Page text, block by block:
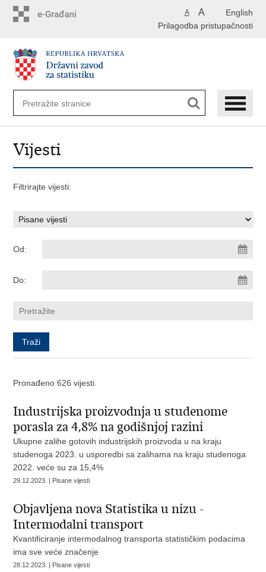
English
A A
Prilagodba pristupačnosti
Vijesti
Filtrirajte vijesti:
Od:
Do:
Pronađeno 626 vijesti.
Industrijska proizvodnja u studenome
porasla za 4,8% na godišnjoj razini
Ukupne zalihe gotovih industrijskih proizvoda u na kraju
studenoga 2023. u usporedbi sa zalihama na kraju studenoga
2022. veće su za 15,4%
29.12.2023. | Pisane vijesti
Objavljena nova Statistika u nizu -
Intermodalni transport
Kvantificiranje intermodalnog transporta statističkim podacima
ima sve veće značenje
28.12.2023. | Pisane vijesti